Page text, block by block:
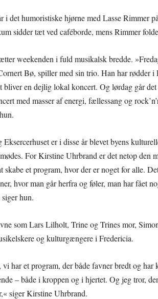
i det humoristiske hjørne med Lasse Rimmer
sidder tæt ved caféborde, mens Rimmer
weekenden i fuld musikalsk bredde.
Bø, spiller med sin trio. Han har rødder
bliver en dejlig lokal koncert. Og lørdag går
med masser af energi, fællessang og
Eksercerhuset er i disse år blevet byens
For Kirstine Uhrbrand er det netop den
skabe et program, hvor der er noget for alle.
hvor man går herfra og føler, man har fået
hun.
som Lars Lilholt, Trine og Trines mor,
og kulturgængere i Fredericia.
vi har et program, der både favner bredt og
– både i kroppen og i hjertet. Og jeg tror,
siger Kirstine Uhrbrand.